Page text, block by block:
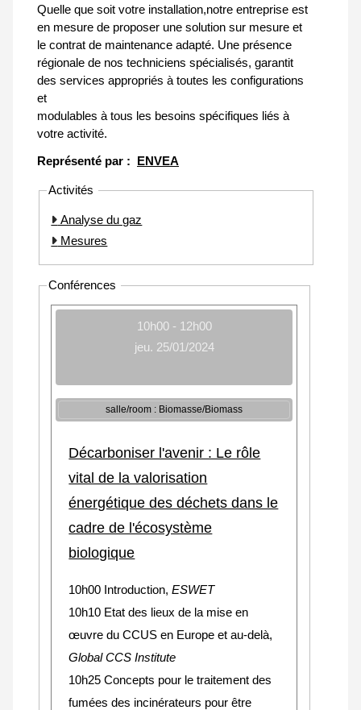
Quelle que soit votre installation,notre entreprise est
en mesure de proposer une solution sur mesure et
le contrat de maintenance adapté. Une présence
régionale de nos techniciens spécialisés, garantit
des services appropriés à toutes les configurations
et
modulables à tous les besoins spécifiques liés à
votre activité.
Représenté par : ENVEA
Activités
Analyse du gaz
Mesures
Conférences
10h00 - 12h00
jeu. 25/01/2024
salle/room : Biomasse/Biomass
Décarboniser l'avenir : Le rôle
vital de la valorisation
énergétique des déchets dans le
cadre de l'écosystème
biologique
10h00 Introduction,ESWET
10h10 Etat des lieux de la mise en
œuvre du CCUS en Europe et au-delà,
Global CCS Institute
10h25Concepts pour le traitement des
fumées des incinérateurs pour être